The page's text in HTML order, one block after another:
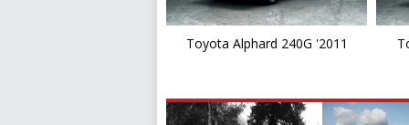
Toyota Alphard 240G '2011